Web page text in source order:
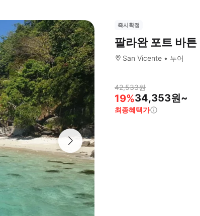
즉시확정
팔라완 포트 바
San Vicente 투어
42,533원
19%34,353원~
최종혜택가